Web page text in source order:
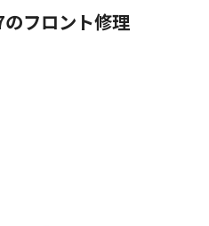
フロント修理